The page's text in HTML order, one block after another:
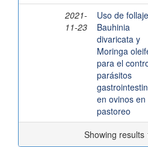
2021-
11-23
Uso de
Bauhinia
divaricata y
Moringa
para el
parásitos
en ovinos en
pastoreo
Showing results